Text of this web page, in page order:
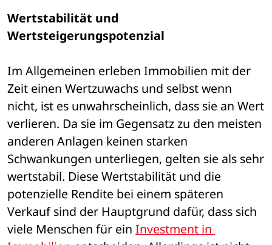
Wertstabilität und
Wertsteigerungspotenzial
Im Allgemeinen erleben Immobilien mit der
Zeit einen Wertzuwachs und selbst wenn
nicht, ist es unwahrscheinlich, dass sie an Wert
verlieren. Da sie im Gegensatz zu den meisten
anderen Anlagen keinen starken
Schwankungen unterliegen, gelten sie als sehr
wertstabil. Diese Wertstabilität und die
potenzielle Rendite bei einem späteren
Verkauf sind der Hauptgrund dafür, dass sich
viele Menschen für ein Investment in